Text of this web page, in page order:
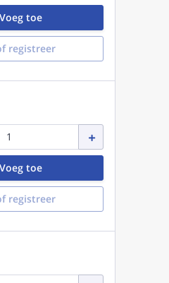
Voeg toe
registreer
Voeg toe
registreer